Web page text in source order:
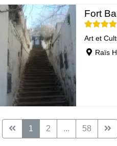
Fort
Art et
Raïs
1 2 ... 58